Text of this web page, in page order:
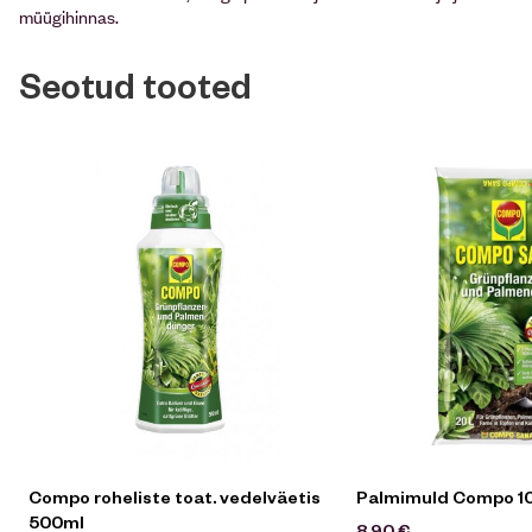
müügihinnas.
Seotud tooted
Compo roheliste toat. vedelväetis
500ml
Palmimuld Compo